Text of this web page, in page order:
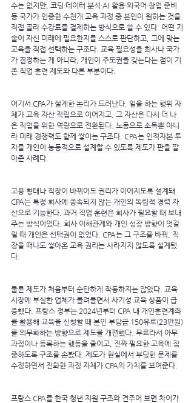
수는 없지만, 코딩·데이터 분석·AI 활용·외국어·창업 준비
등 국가가 인증한 수천개 교육 과정 중 본인이 원하는 것을
직접 골라 수강료를 결제하는 방식으로 쓸 수 있다. 어떤 기
술이 자신 미래에 필요한지를 스스로 판단하고, 그에 맞는
교육을 직접 선택하는 구조다. 교육 필요성을 회사나 국가
가 결정하는 게 아니라, 개인이 주도권을 갖는다는 점이 기
존 직업 훈련 제도와 다른 부분이다.
여기서 CPA가 설계한 논리가 드러난다. 일을 하는 행위 자
체가 교육 자산 적립으로 이어지고, 그 자산은 다시 더 나
은 직업을 위한 역량으로 전환된다. 노동으로 소득뿐 아니
라 미래 경쟁력도 함께 쌓이는 구조다. CPA는 인적자본 투
자를 개인이 능동적으로 설계할 수 있도록 제도가 판을 깔
아준 사례다.
고용 형태나 직장이 바뀌어도 권리가 이어지도록 설계돼
CPA는 특정 회사에 종속되지 않는 개인의 독립적 경력 자
산으로 기능한다. 과거 직업 훈련은 회사가 필요할 때 보내
주는 방식이었다. 회사 이해관계와 개인 성장 방향이 엇갈
릴 때 개인은 선택권이 없었다. CPA는 그 구조를 바꿔, 직
장을 떠나도 쌓아온 교육 권리는 사라지지 않도록 설계됐
다.
물론 제도가 처음부터 순탄하게 작동하지는 않았다. 교육
시장에 부실한 업체가 몰려들면서 사기성 교육 상품이 급
증했다. 프랑스 정부는 2024년부터 CPA 내 개인훈련계좌
를 활용해 교육을 신청할 때 본인 부담금 150유로(23만원)
를 의무화하는 방향으로 제도를 개편했다. 무료라서 아무
과정이나 등록하는 행동을 줄이고, 진짜 필요한 교육에 집
중하도록 구조를 손봤다. 제도가 현실에서 부딪힌 문제를
수정하면서 진화한 과정 자체가 CPA의 가치를 보여준다.
프랑스 CPA를 한국 청년 지원 구조와 견주어 보면 차이가